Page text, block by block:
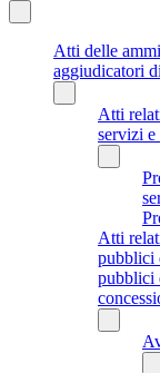
Atti delle
aggiudicatori
Atti
servizi
Atti
pubblici
pubblici